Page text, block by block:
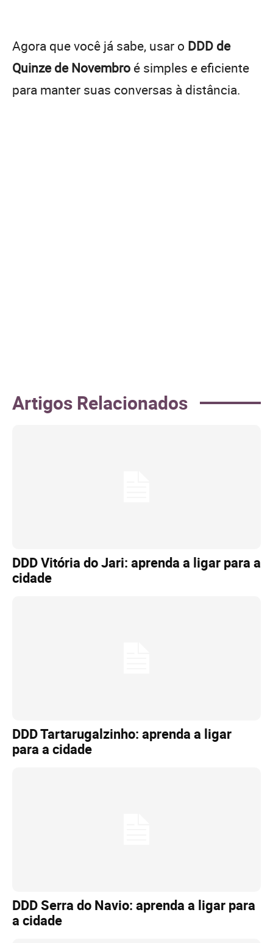
Agora que você já sabe, usar o DDD de
Quinze de Novembro é simples e eficiente
para manter suas conversas à distância.
Artigos Relacionados
DDD Vitória do Jari: aprenda a ligar para a
cidade
DDD Tartarugalzinho: aprenda a ligar
para a cidade
DDD Serra do Navio: aprenda a ligar para
a cidade